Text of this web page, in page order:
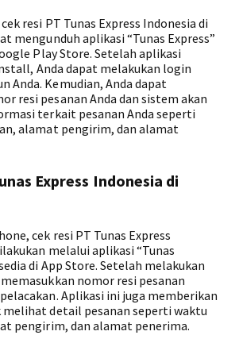
resi PT Tunas Express Indonesia di
mengunduh aplikasi “Tunas Express”
Play Store. Setelah aplikasi
Anda dapat melakukan login
Anda. Kemudian, Anda dapat
resi pesanan Anda dan sistem akan
terkait pesanan Anda seperti
alamat pengirim, dan alamat
Express Indonesia di
cek resi PT Tunas Express
melalui aplikasi “Tunas
di App Store. Setelah melakukan
nomor resi pesanan
Aplikasi ini juga memberikan
melihat detail pesanan seperti waktu
pengirim, dan alamat penerima.